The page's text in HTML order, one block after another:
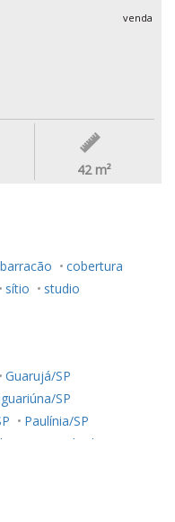
venda
42 m²
barracão
cobertura
sítio studio
Guarujá/SP
SP
Paulínia/SP
SP Vinhedo/SP